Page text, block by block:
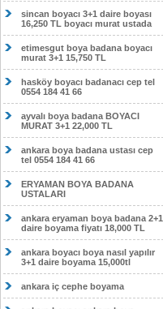
sincan boyacı 3+1 daire boyası
16,250 TL boyacı murat ustada
etimesgut boya badana boyacı
murat 3+1 15,750 TL
hasköy boyacı badanacı cep tel
0554 184 41 66
ayvalı boya badana BOYACI
MURAT 3+1 22,000 TL
ankara boya badana ustası cep
tel 0554 184 41 66
ERYAMAN BOYA BADANA
USTALARI
ankara eryaman boya badana 2+1
daire boyama fiyatı 18,000 TL
ankara boyacı boya nasıl yapılır
3+1 daire boyama 15,000tl
ankara iç cephe boyama